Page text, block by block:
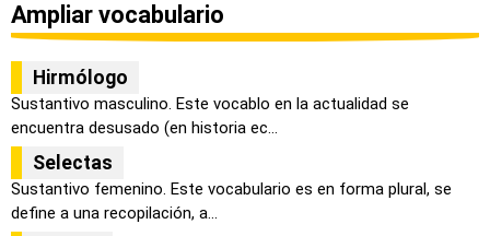
Ampliar vocabulario
Hirmólogo
Sustantivo masculino. Este vocablo en la actualidad se
encuentra desusado (en historia ec...
Selectas
Sustantivo femenino. Este vocabulario es en forma plural, se
define a una recopilación, a...